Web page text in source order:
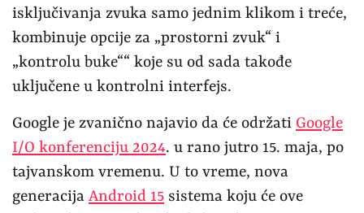
isključivanja zvuka samo jednim klikom i treće,
kombinuje opcije za „prostorni zvuk“ i
„kontrolu buke““ koje su od sada takođe
uključene u kontrolni interfejs.
Google je zvanično najavio da će održati Google
I/O konferenciju 2024. u rano jutro 15. maja, po
tajvanskom vremenu. U to vreme, nova
generacija Android 15 sistema koju će ove